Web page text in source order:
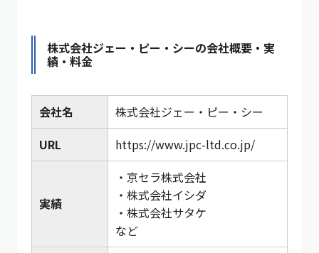
株式会社ジェー・ピー・シーの会社概要・実
績・料金
会社名
株式会社ジェー・ピー・シー
URL
https://www.jpc-ltd.co.jp/
実績
・京セラ株式会社
・株式会社イシダ
・株式会社サタケ
など